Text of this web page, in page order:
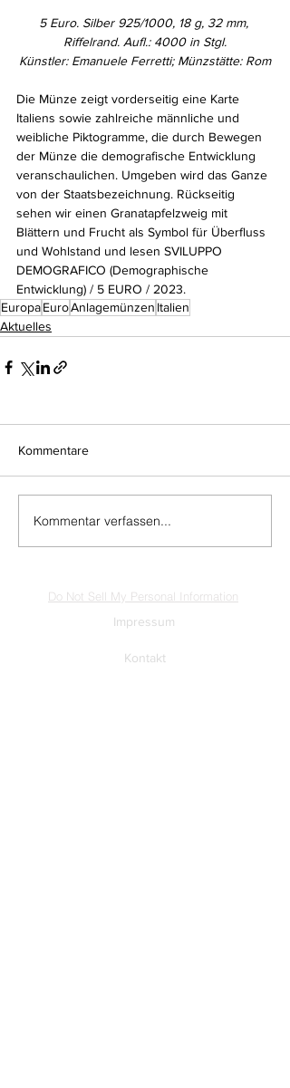
5 Euro. Silber 925/1000, 18 g, 32 mm,
Riffelrand. Aufl.: 4000 in Stgl.
Künstler: Emanuele Ferretti; Münzstätte: Rom
Die Münze zeigt vorderseitig eine Karte
Italiens sowie zahlreiche männliche und
weibliche Piktogramme, die durch Bewegen
der Münze die demografische Entwicklung
veranschaulichen. Umgeben wird das Ganze
von der Staatsbezeichnung. Rückseitig
sehen wir einen Granatapfelzweig mit
Blättern und Frucht als Symbol für Überfluss
und Wohlstand und lesen SVILUPPO
DEMOGRAFICO (Demographische
Entwicklung) / 5 EURO / 2023.
EuropaEuroAnlagemünzen Italien
Aktuelles
Kommentare
Kommentar verfassen...
Do Not Sell My Personal Information
Impressum
Kontakt